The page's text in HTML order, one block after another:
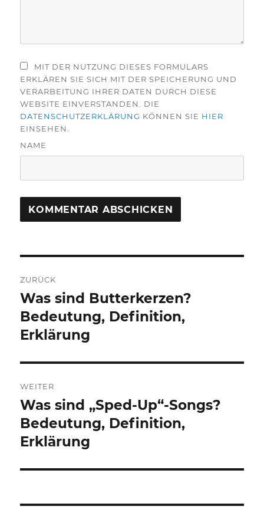
MIT DER NUTZUNG DIESES FORMULARS
ERKLÄREN SIE SICH MIT DER SPEICHERUNG UND
VERARBEITUNG IHRER DATEN DURCH DIESE
WEBSITE EINVERSTANDEN. DIE
DATENSCHUTZERKLÄRUNG KÖNNEN SIE HIER
EINSEHEN.
NAME
ZURÜCK
Vorheriger
Beitrag:
Was sind Butterkerzen?
Bedeutung, Definition,
Erklärung
WEITER
Nächster
Beitrag:
Was sind „Sped-Up“-Songs?
Bedeutung, Definition,
Erklärung